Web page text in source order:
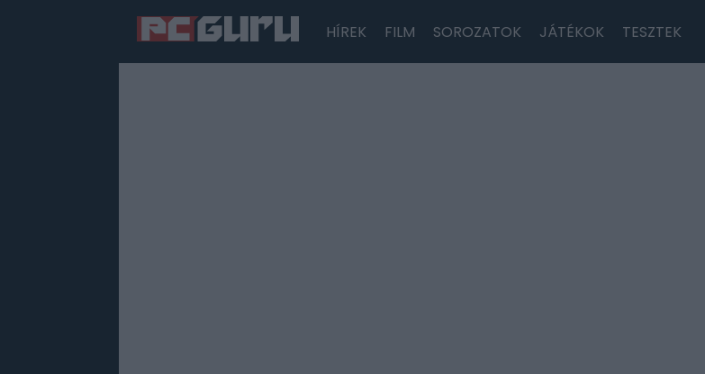
HÍREK FILM SOROZATOK JÁTÉKOK TESZTEK